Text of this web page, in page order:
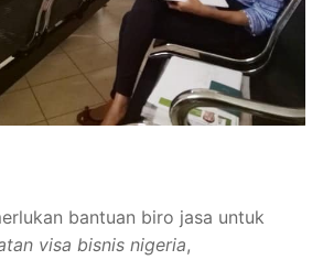
bantuan biro jasa untuk
visa bisnis nigeria,